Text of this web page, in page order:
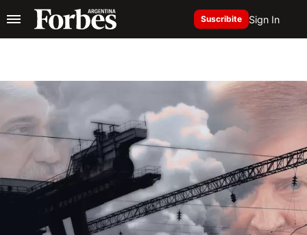
Suscribite Sign In